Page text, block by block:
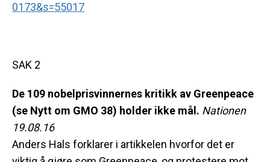
0173&s=55017
SAK 2
De 109 nobelprisvinnernes kritikk av Greenpeace
(se Nytt om GMO 38) holder ikke mål. Nationen
19.08.16
Anders Hals forklarer i artikkelen hvorfor det er